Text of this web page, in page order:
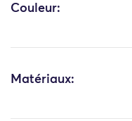
Couleur:
Matériaux: